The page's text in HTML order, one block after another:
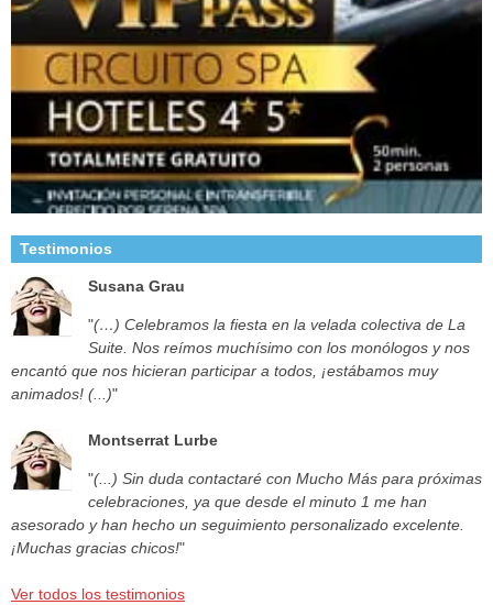
Testimonios
Susana Grau
"(…) Celebramos la fiesta en la velada colectiva de La
Suite. Nos reímos muchísimo con los monólogos y nos
encantó que nos hicieran participar a todos, ¡estábamos muy
animados! (...)"
Montserrat Lurbe
"(...) Sin duda contactaré con Mucho Más para próximas
celebraciones, ya que desde el minuto 1 me han
asesorado y han hecho un seguimiento personalizado excelente.
¡Muchas gracias chicos!"
Ver todos los testimonios